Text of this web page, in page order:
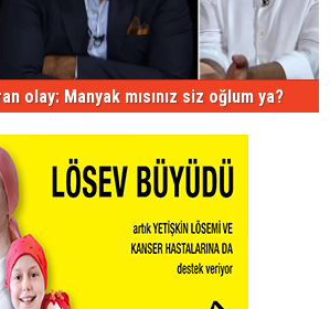
olay: Manyak mısınız siz oğlum ya?